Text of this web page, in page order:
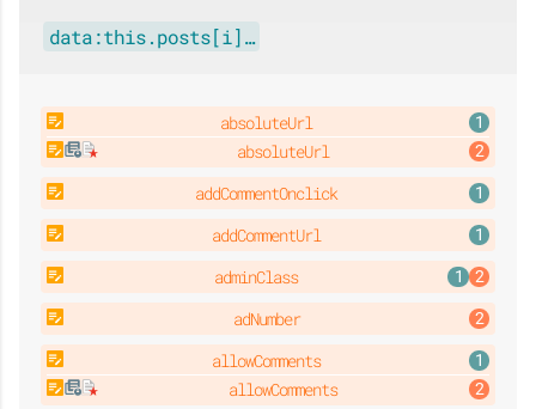
data:this.posts[i]…
absoluteUrl
absoluteUrl
addCommentOnclick
addCommentUrl
adminClass
adNumber
allowComments
allowComments